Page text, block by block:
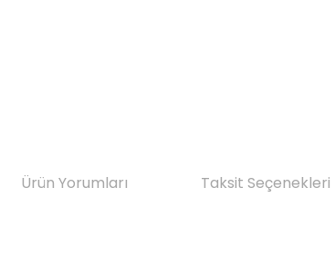
Ürün Yorumları Taksit Seçenekleri